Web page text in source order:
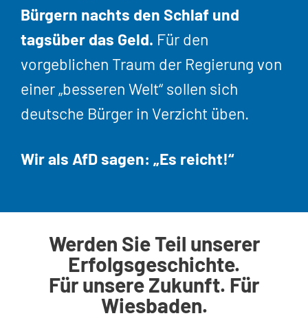
Bürgern nachts den Schlaf und
tagsüber das Geld. Für den
vorgeblichen Traum der Regierung von
einer „besseren Welt“ sollen sich
deutsche Bürger in Verzicht üben.
Wir als AfD sagen: „Es reicht!“
Werden Sie Teil unserer
Erfolgsgeschichte.
Für unsere Zukunft. Für
Wiesbaden.